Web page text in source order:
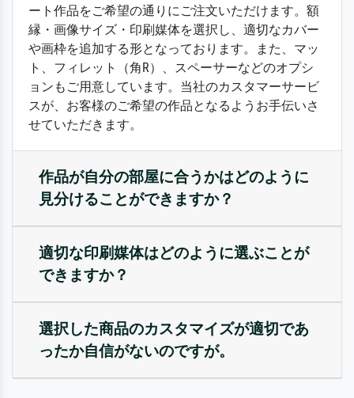
ート作品をご希望の通りにご注文いただけます。額
縁・画像サイズ・印刷媒体を選択し、適切なカバー
や画枠を追加する形となっております。また、マッ
ト、フィレット（角R）、スペーサーなどのオプシ
ョンもご用意しています。当社のカスタマーサービ
スが、お客様のご希望の作品となるようお手伝いさ
せていただきます。
作品が自分の部屋に合うかはどのように
見分けることができますか？
適切な印刷媒体はどのように選ぶことが
できますか？
選択した商品のカスタマイズが適切であ
ったか自信がないのですが。